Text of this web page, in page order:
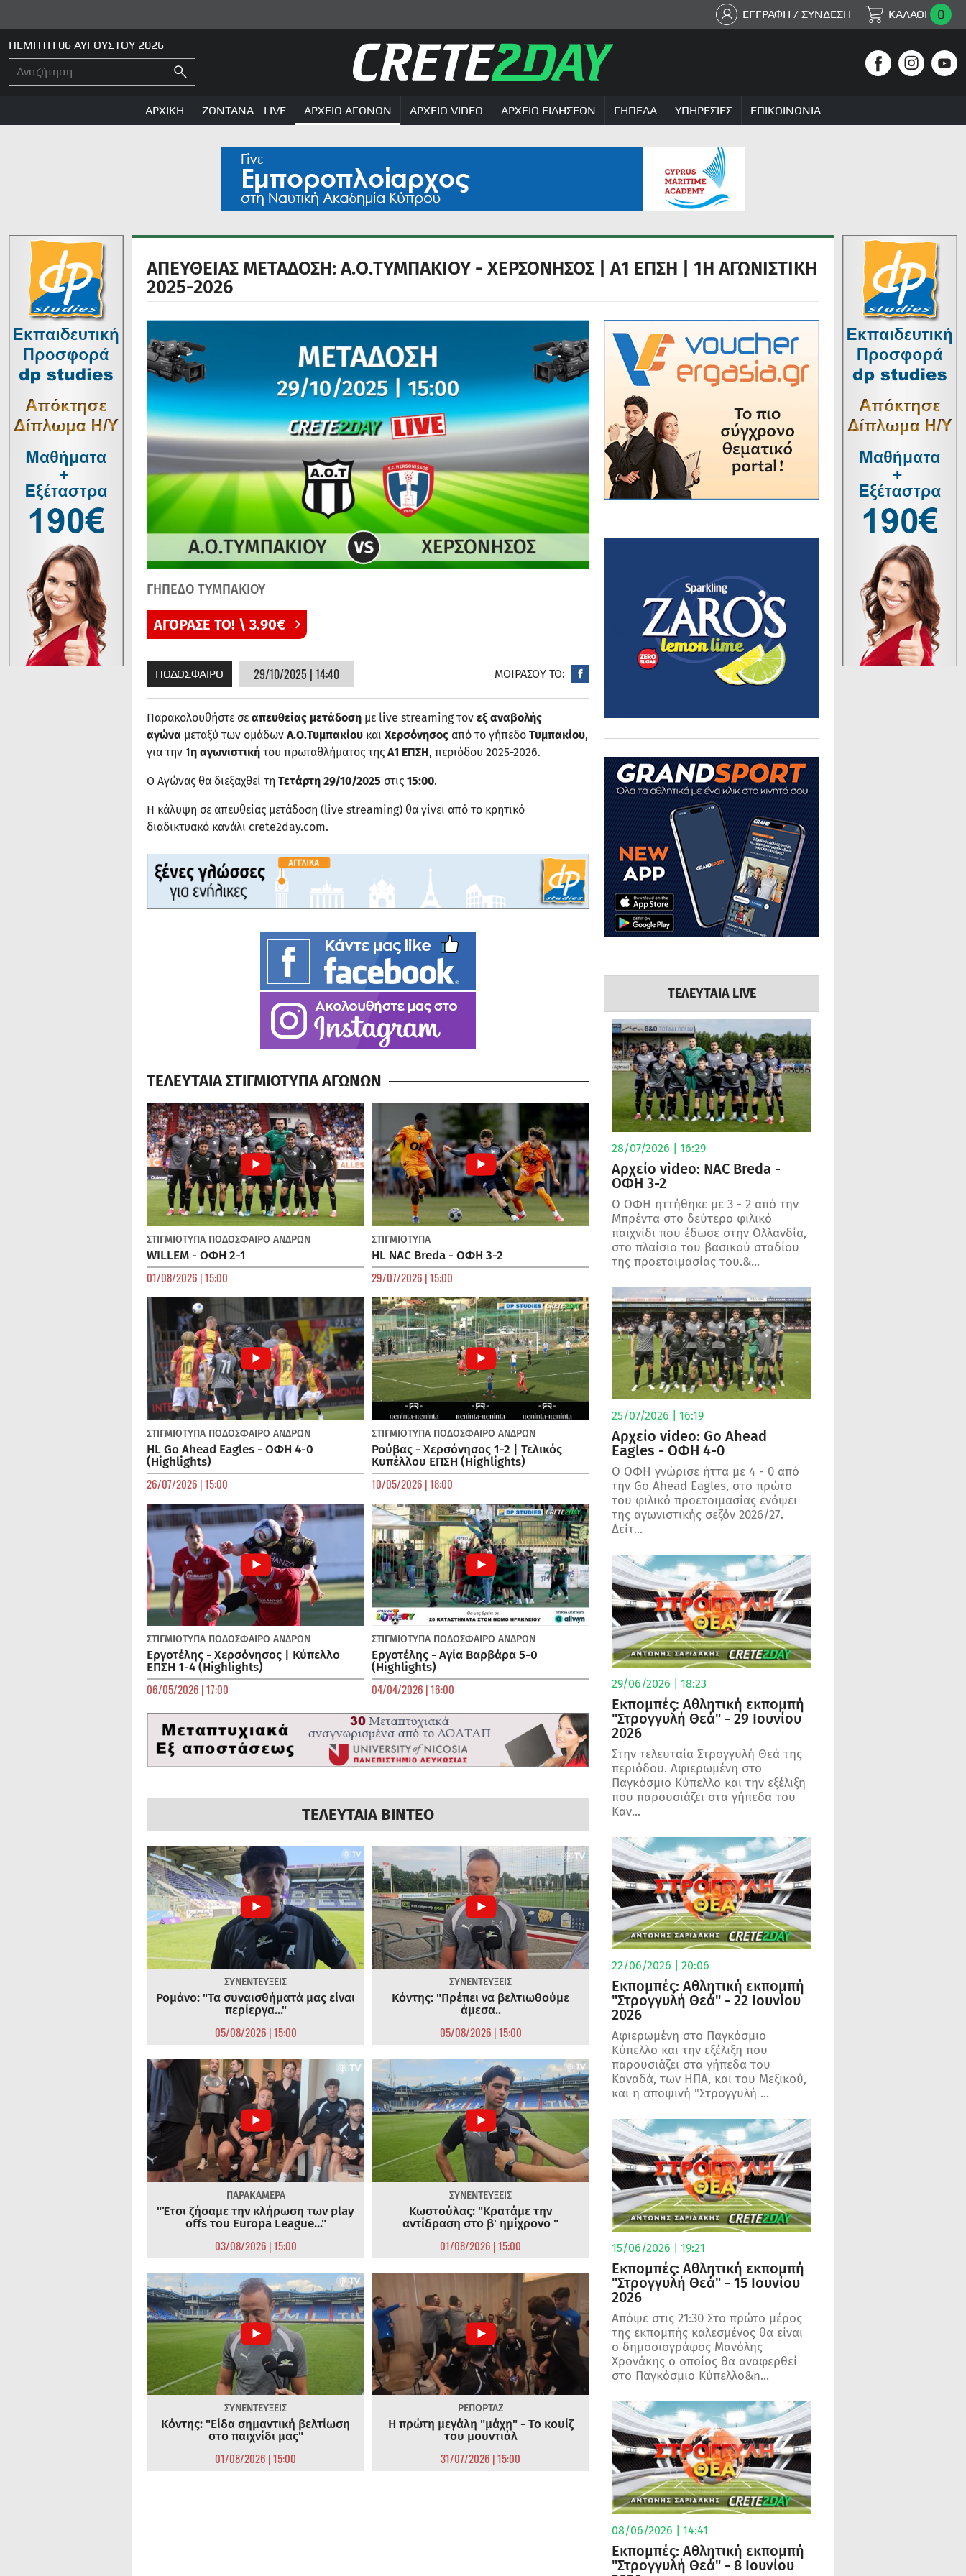
ΕΓΓΡΑΦΗ / ΣΥΝΔΕΣΗ ΚΑΛΑΘΙ 0
ΠΕΜΠΤΗ 06 ΑΥΓΟΥΣΤΟΥ 2026
ΑΡΧΙΚΗ ΖΩΝΤΑΝΑ - LIVE ΑΡΧΕΙΟ ΑΓΩΝΩΝ ΑΡΧΕΙΟ VIDEO ΑΡΧΕΙΟ ΕΙΔΗΣΕΩΝ ΓΗΠΕΔΑ ΥΠΗΡΕΣΙΕΣ ΕΠΙΚΟΙΝΩΝΙΑ
ΑΠΕΥΘΕΙΑΣ ΜΕΤΑΔΟΣΗ: Α.Ο.ΤΥΜΠΑΚΙΟΥ - ΧΕΡΣΟΝΗΣΟΣ | Α1 ΕΠΣΗ | 1Η ΑΓΩΝΙΣΤΙΚΗ
2025-2026
ΓΗΠΕΔΟ ΤΥΜΠΑΚΙΟΥ
ΑΓΟΡΑΣΕ ΤΟ! \ 3.90€
ΠΟΔΟΣΦΑΙΡΟ 29/10/2025 | 14:40 ΜΟΙΡΑΣΟΥ ΤΟ:
Παρακολουθήστε σε απευθείας μετάδοση με live streaming τον εξ αναβολής
αγώνα μεταξύ των ομάδων Α.Ο.Τυμπακίου και Χερσόνησος από το γήπεδο Τυμπακίου​,
για την 1η αγωνιστική του πρωταθλήματος της Α1 ΕΠΣΗ, περιόδου 2025-2026.
Ο Αγώνας θα διεξαχθεί τη Τετάρτη 29/10/2025 στις 15:00.
Η κάλυψη σε απευθείας μετάδοση (live streaming) θα γίνει από το κρητικό
διαδικτυακό κανάλι crete2day.com.
ΤΕΛΕΥΤΑΙΑ ΣΤΙΓΜΙΟΤΥΠΑ ΑΓΩΝΩΝ
ΣΤΙΓΜΙΟΤΥΠΑ ΠΟΔΌΣΦΑΙΡΟ ΑΝΔΡΏΝ
WILLEM - ΟΦΗ 2-1
01/08/2026 | 15:00
ΣΤΙΓΜΙΟΤΥΠΑ
HL NAC Breda - ΟΦΗ 3-2
29/07/2026 | 15:00
ΣΤΙΓΜΙΟΤΥΠΑ ΠΟΔΌΣΦΑΙΡΟ ΑΝΔΡΏΝ
HL Go Ahead Eagles - ΟΦΗ 4-0
(Highlights)
26/07/2026 | 15:00
ΣΤΙΓΜΙΟΤΥΠΑ ΠΟΔΌΣΦΑΙΡΟ ΑΝΔΡΏΝ
Ρούβας - Χερσόνησος 1-2 | Τελικός
Κυπέλλου ΕΠΣΗ (Highlights)
10/05/2026 | 18:00
ΣΤΙΓΜΙΟΤΥΠΑ ΠΟΔΌΣΦΑΙΡΟ ΑΝΔΡΏΝ
Εργοτέλης - Χερσόνησος | Κύπελλο
ΕΠΣΗ 1-4 (Highlights)
06/05/2026 | 17:00
ΣΤΙΓΜΙΟΤΥΠΑ ΠΟΔΌΣΦΑΙΡΟ ΑΝΔΡΏΝ
Εργοτέλης - Αγία Βαρβάρα 5-0
(Highlights)
04/04/2026 | 16:00
ΤΕΛΕΥΤΑΙΑ ΒΙΝΤΕΟ
ΣΥΝΕΝΤΕΥΞΕΙΣ
Ρομάνο: "Τα συναισθήματά μας είναι
περίεργα..."
05/08/2026 | 15:00
ΣΥΝΕΝΤΕΥΞΕΙΣ
Κόντης: "Πρέπει να βελτιωθούμε
άμεσα..
05/08/2026 | 15:00
ΠΑΡΑΚΑΜΕΡΑ
"Έτσι ζήσαμε την κλήρωση των play
offs του Europa League..."
03/08/2026 | 15:00
ΣΥΝΕΝΤΕΥΞΕΙΣ
Κωστούλας: "Κρατάμε την
αντίδραση στο β' ημίχρονο "
01/08/2026 | 15:00
ΣΥΝΕΝΤΕΥΞΕΙΣ
Κόντης: "Είδα σημαντική βελτίωση
στο παιχνίδι μας"
01/08/2026 | 15:00
ΡΕΠΟΡΤΑΖ
Η πρώτη μεγάλη "μάχη" - Το κουίζ
του μουντιάλ
31/07/2026 | 15:00
ΤΕΛΕΥΤΑΙΑ LIVE
28/07/2026 | 16:29
Αρχείο video: NAC Breda -
ΟΦΗ 3-2
Ο ΟΦΗ ηττήθηκε με 3 - 2 από την
Μπρέντα στο δεύτερο φιλικό
παιχνίδι που έδωσε στην Ολλανδία,
στο πλαίσιο του βασικού σταδίου
της προετοιμασίας του.&...
25/07/2026 | 16:19
Αρχείο video: Go Ahead
Eagles - ΟΦΗ 4-0
Ο ΟΦΗ γνώρισε ήττα με 4 - 0 από
την Go Ahead Eagles, στο πρώτο
του φιλικό προετοιμασίας ενόψει
της αγωνιστικής σεζόν 2026/27.
Δείτ...
29/06/2026 | 18:23
Εκπομπές: Αθλητική εκπομπή
"Στρογγυλή Θεά" - 29 Ιουνίου
2026
Στην τελευταία Στρογγυλή Θεά της
περιόδου. Αφιερωμένη στο
Παγκόσμιο Κύπελλο και την εξέλιξη
που παρουσιάζει στα γήπεδα του
Καν...
22/06/2026 | 20:06
Εκπομπές: Αθλητική εκπομπή
"Στρογγυλή Θεά" - 22 Ιουνίου
2026
Αφιερωμένη στο Παγκόσμιο
Κύπελλο και την εξέλιξη που
παρουσιάζει στα γήπεδα του
Καναδά, των ΗΠΑ, και του Μεξικού,
και η αποψινή "Στρογγυλή ...
15/06/2026 | 19:21
Εκπομπές: Αθλητική εκπομπή
"Στρογγυλή Θεά" - 15 Ιουνίου
2026
Απόψε στις 21:30 Στο πρώτο μέρος
της εκπομπής καλεσμένος θα είναι
ο δημοσιογράφος Μανόλης
Χρονάκης ο οποίος θα αναφερθεί
στο Παγκόσμιο Κύπελλο&n...
08/06/2026 | 14:41
Εκπομπές: Αθλητική εκπομπή
"Στρογγυλή Θεά" - 8 Ιουνίου